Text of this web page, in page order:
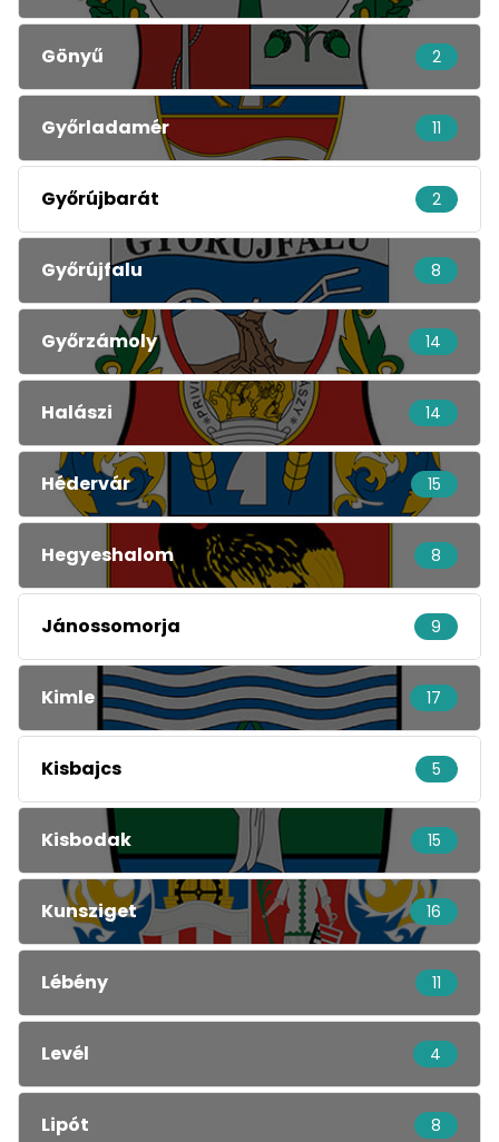
Gönyű 2
Győrladamér 11
Győrújbarát 2
Győrújfalu 8
Győrzámoly 14
Halászi 14
Hédervár 15
Hegyeshalom 8
Jánossomorja 9
Kimle 17
Kisbajcs 5
Kisbodak 15
Kunsziget 16
Lébény 11
Levél 4
Lipót 8